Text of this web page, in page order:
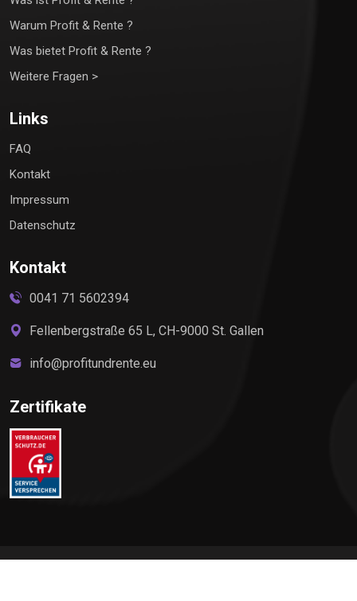
Warum Profit & Rente ?
Was bietet Profit & Rente ?
Weitere Fragen >
Links
FAQ
Kontakt
Impressum
Datenschutz
Kontakt
0041 71 5602394
Fellenbergstraße 65 L, CH-9000 St. Gallen
info@profitundrente.eu
Zertifikate